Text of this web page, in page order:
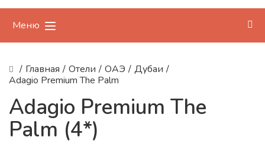
Меню
/ Главная / Отели / ОАЭ / Дубаи /
Adagio Premium The Palm
Adagio Premium The
Palm (4*)